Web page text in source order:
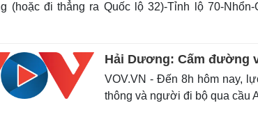
(hoặc đi thẳng ra Quốc lộ 32)-Tỉnh lộ 70-
Hải Dương: Cấm đường
VOV.VN - Đến 8h hôm nay,
thông và người đi bộ qua cầu